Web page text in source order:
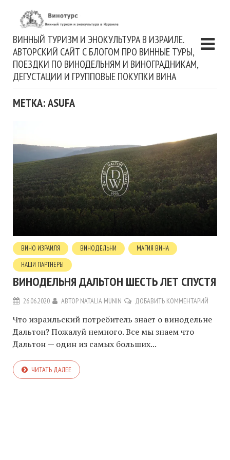
ВИННЫЙ ТУРИЗМ И ЭНОКУЛЬТУРА В ИЗРАИЛЕ.
АВТОРСКИЙ САЙТ С БЛОГОМ ПРО ВИННЫЕ ТУРЫ,
ПОЕЗДКИ ПО ВИНОДЕЛЬНЯМ И ВИНОГРАДНИКАМ,
ДЕГУСТАЦИИ И ГРУППОВЫЕ ПОКУПКИ ВИНА
МЕТКА: ASUFA
ВИНО ИЗРАИЛЯ ВИНОДЕЛЬНИ
МАГИЯ ВИНА
НАШИ ПАРТНЕРЫ
ВИНОДЕЛЬНЯ ДАЛЬТОН ШЕСТЬ ЛЕТ СПУСТЯ
26.06.2020 АВТОР NATALIA MUNIN ДОБАВИТЬ КОММЕНТАРИЙ
Что израильский потребитель знает о винодельне
Дальтон? Пожалуй немного. Все мы знаем что
Дальтон — один из самых больших...
ЧИТАТЬ ДАЛЕЕ